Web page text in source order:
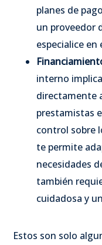
planes de
un proveedor
especialice
interno
directamente
prestamistas
control sobre
te permite
necesidades
también
cuidadosa y
Estos son solo